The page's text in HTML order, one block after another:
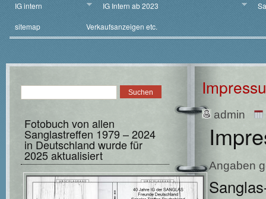
IG intern IG Intern ab 2023
sitemap Verkaufsanzeigen etc.
Fotobuch von allen
Sanglastreffen 1979 – 2024
in Deutschland wurde für
2025 aktualisiert
admin
Angaben